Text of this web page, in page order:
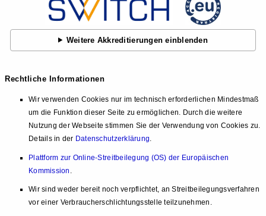
Weitere Akkreditierungen einblenden
Rechtliche Informationen
Wir verwenden Cookies nur im technisch erforderlichen Mindestmaß
um die Funktion dieser Seite zu ermöglichen. Durch die weitere
Nutzung der Webseite stimmen Sie der Verwendung von Cookies zu.
Details in der Datenschutzerklärung.
Plattform zur Online-Streitbeilegung (OS) der Europäischen
Kommission .
Wir sind weder bereit noch verpflichtet, an Streitbeilegungsverfahren
vor einer Verbraucherschlichtungsstelle teilzunehmen.